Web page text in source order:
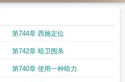
第744章 西施定位
第742章 暗卫围杀
第740章 使用一种暗力